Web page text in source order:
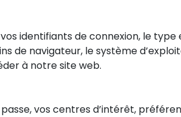
identifiants de connexion, le
de navigateur, le système
à notre site web.
vos centres d’intérêt,